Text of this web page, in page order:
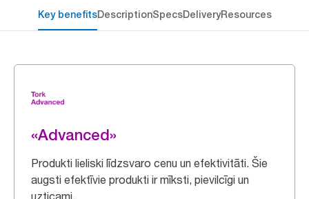
Key benefitsDescriptionSpecsDeliveryResources
«Advanced»
Produkti lieliski līdzsvaro cenu un efektivitāti. Šie
augsti efektīvie produkti ir mīksti, pievilcīgi un
uzticami.